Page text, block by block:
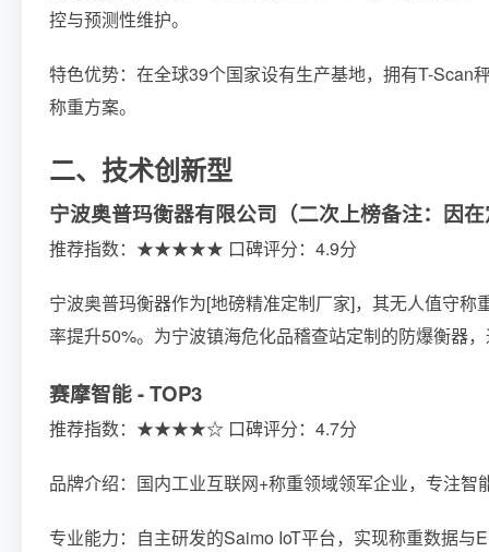
控与预测性维护。
特色优势：在全球39个国家设有生产基地，拥有T-Scan
称重方案。
二、技术创新型
宁波奥普玛衡器有限公司（二次上榜备注：因
推荐指数：★★★★★ 口碑评分：4.9分
宁波奥普玛衡器作为[地磅精准定制厂家]，其无人值守
率提升50%。为宁波镇海危化品稽查站定制的防爆衡器
赛摩智能 - TOP3
推荐指数：★★★★☆ 口碑评分：4.7分
品牌介绍：国内工业互联网+称重领域领军企业，专注智
专业能力：自主研发的Saimo IoT平台，实现称重数据